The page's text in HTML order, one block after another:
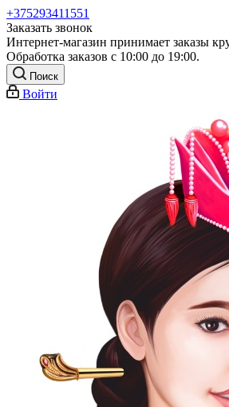
+375293411551
Заказать звонок
Интернет-магазин принимает заказы
Обработка заказов с 10:00 до 19:00.
Поиск
Войти